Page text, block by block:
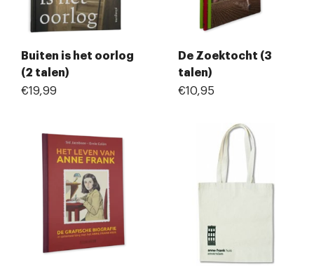
Buiten is het oorlog
(2 talen)
€19,99
De Zoektocht (3
talen)
€10,95